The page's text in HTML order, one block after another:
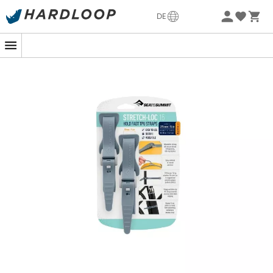
DE
Sommerangebote🔥 -5% EXTRA ab 2 Produkten* Code